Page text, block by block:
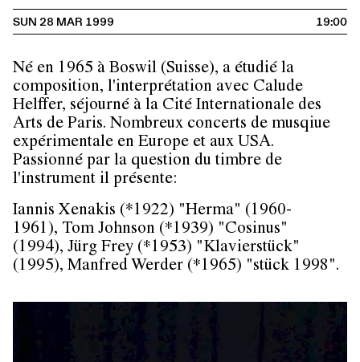
SUN 28 MAR 1999 19:00
Né en 1965 à Boswil (Suisse), a étudié la
composition, l'interprétation avec Calude
Helffer, séjourné à la Cité Internationale des
Arts de Paris. Nombreux concerts de musqiue
expérimentale en Europe et aux USA.
Passionné par la question du timbre de
l'instrument il présente:
Iannis Xenakis (*1922) "Herma" (1960-
1961), Tom Johnson (*1939) "Cosinus"
(1994), Jürg Frey (*1953) "Klavierstück"
(1995), Manfred Werder (*1965) "stück 1998".